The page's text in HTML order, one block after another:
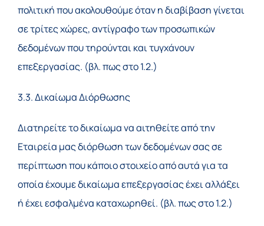
πολιτική που ακολουθούμε όταν η διαβίβαση γίνεται
σε τρίτες χώρες, αντίγραφο των προσωπικών
δεδομένων που τηρούνται και τυγχάνουν
επεξεργασίας. (βλ. πως στο 1.2.)
3.3. Δικαίωμα Διόρθωσης
Διατηρείτε το δικαίωμα να αιτηθείτε από την
Εταιρεία μας διόρθωση των δεδομένων σας σε
περίπτωση που κάποιο στοιχείο από αυτά για τα
οποία έχουμε δικαίωμα επεξεργασίας έχει αλλάξει
ή έχει εσφαλμένα καταχωρηθεί. (βλ. πως στο 1.2.)